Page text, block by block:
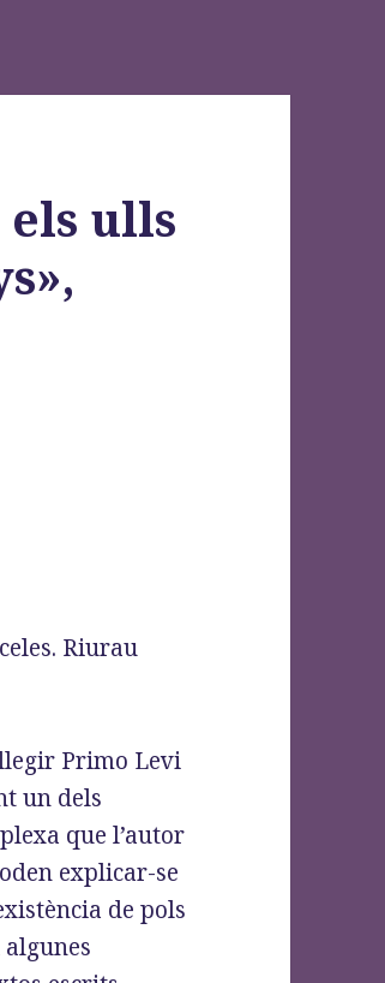
els ulls
Riurau
Primo Levi
un dels
que l’autor
explicar-se
de pols